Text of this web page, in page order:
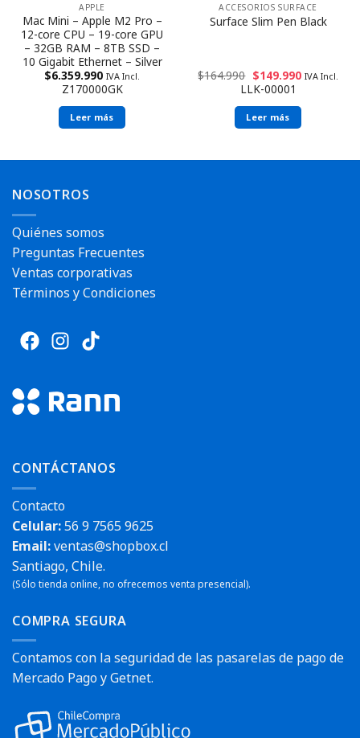
APPLE
Mac Mini – Apple M2 Pro –
12-core CPU – 19-core GPU
– 32GB RAM – 8TB SSD –
10 Gigabit Ethernet – Silver
$6.359.990 IVA Incl.
Z170000GK
Leer más
ACCESORIOS SURFACE
Surface Slim Pen Black
$164.990 $149.990 IVA Incl.
LLK-00001
Leer más
NOSOTROS
Quiénes somos
Preguntas Frecuentes
Ventas corporativas
Términos y Condiciones
CONTÁCTANOS
Contacto
Celular:56 9 7565 9625
Email:ventas@shopbox.cl
Santiago, Chile.
(Sólo tienda online, no ofrecemos venta presencial).
COMPRA SEGURA
Contamos con la seguridad de las pasarelas de pago de
Mercado Pago y Getnet.